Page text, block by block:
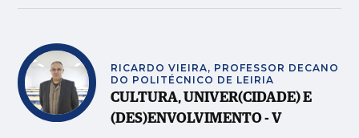
RICARDO VIEIRA, PROFESSOR DECANO
DO POLITÉCNICO DE LEIRIA
CULTURA, UNIVER(CIDADE) E
(DES)ENVOLVIMENTO - V